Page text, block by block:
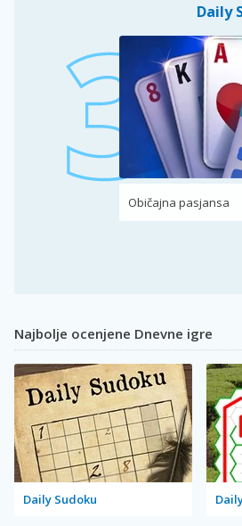
Daily
Običajna pasjansa
Najbolje ocenjene Dnevne igre
Daily Sudoku